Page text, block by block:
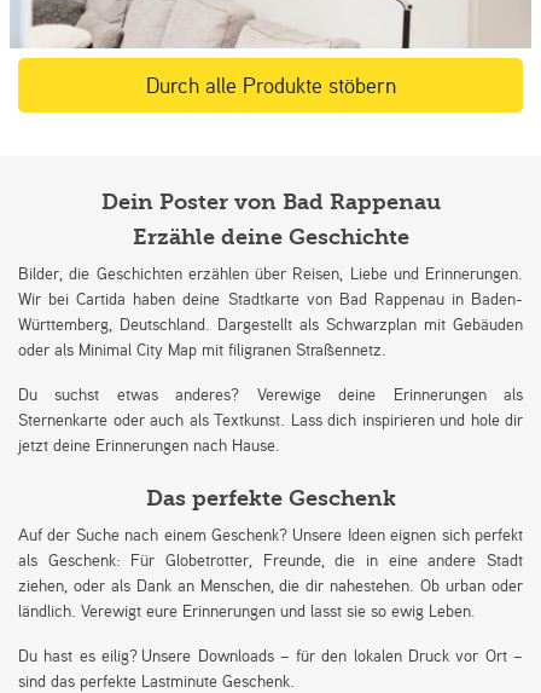
Durch alle Produkte stöbern
Dein Poster von Bad Rappenau
Erzähle deine Geschichte
Bilder, die Geschichten erzählen über Reisen, Liebe und Erinnerungen.
Wir bei Cartida haben deine Stadtkarte von Bad Rappenau in Baden-
Württemberg, Deutschland. Dargestellt als Schwarzplan mit Gebäuden
oder als Minimal City Map mit filigranen Straßennetz.
Du suchst etwas anderes? Verewige deine Erinnerungen als
Sternenkarte oder auch als Textkunst. Lass dich inspirieren und hole dir
jetzt deine Erinnerungen nach Hause.
Das perfekte Geschenk
Auf der Suche nach einem Geschenk? Unsere Ideen eignen sich perfekt
als Geschenk: Für Globetrotter, Freunde, die in eine andere Stadt
ziehen, oder als Dank an Menschen, die dir nahestehen. Ob urban oder
ländlich. Verewigt eure Erinnerungen und lasst sie so ewig Leben.
Du hast es eilig? Unsere Downloads – für den lokalen Druck vor Ort –
sind das perfekte Lastminute Geschenk.